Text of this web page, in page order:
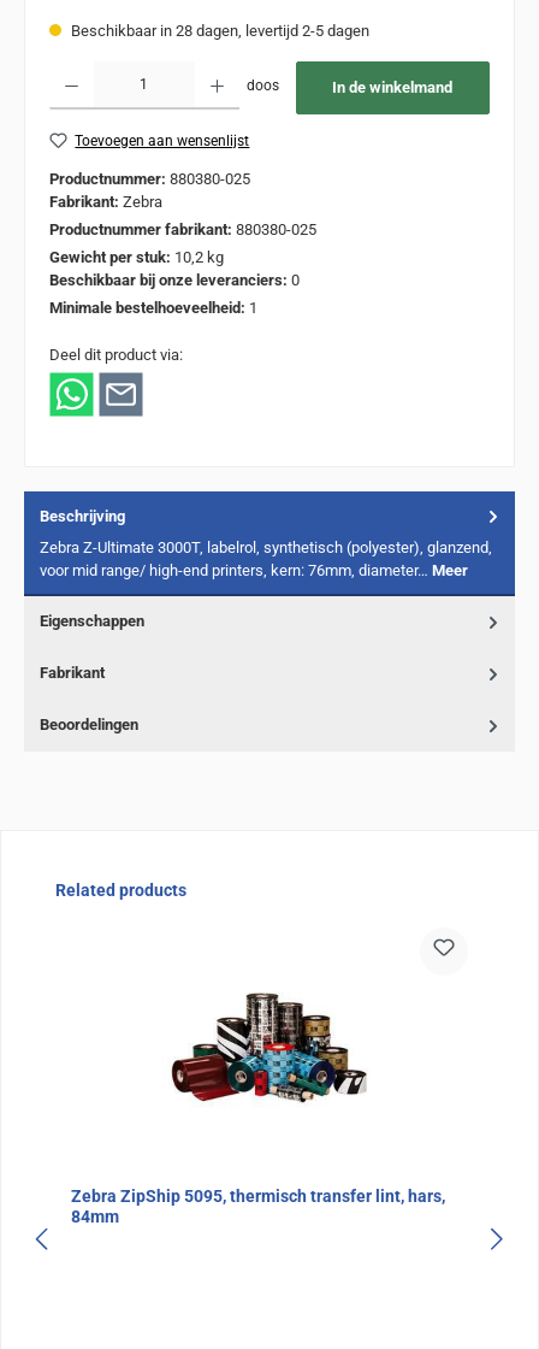
Beschikbaar in 28 dagen, levertijd 2-5 dagen
doos In de winkelmand
Toevoegen aan wensenlijst
Productnummer: 880380-025
Fabrikant: Zebra
Productnummer fabrikant: 880380-025
Gewicht per stuk: 10,2 kg
Beschikbaar bij onze leveranciers: 0
Minimale bestelhoeveelheid: 1
Deel dit product via:
Beschrijving
Zebra Z-Ultimate 3000T, labelrol, synthetisch (polyester), glanzend,
voor mid range/ high-end printers, kern: 76mm, diameter… Meer
Eigenschappen
Fabrikant
Beoordelingen
Sla de afbeeldingengalerij over
Related products
Zebra ZipShip 5095, thermisch transfer lint, hars,
84mm